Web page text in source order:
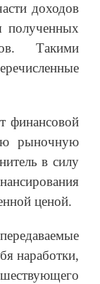
доходов
полученных
Такими
финансовой
рыночную
в силу
ценой.
наработки,